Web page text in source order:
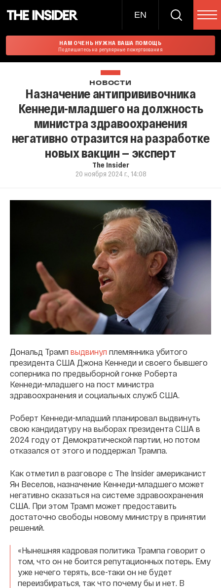
EN
НАМ ОЧЕНЬ НУЖНА ВАША ПОМОЩЬ
Подпишитесь на регулярные пожертвования
НОВОСТИ
Назначение антипрививочника
Кеннеди-младшего на должность
министра здравоохранения
негативно отразится на разработке
новых вакцин — эксперт
The Insider
20 ноября 2024 г., 14:08
Дональд Трамп выдвинул племянника убитого
президента США Джона Кеннеди и своего бывшего
соперника по предвыборной гонке Роберта
Кеннеди-младшего на пост министра
здравоохранения и социальных служб США.
Роберт Кеннеди-младший планировал выдвинуть
свою кандидатуру на выборах президента США в
2024 году от Демократической партии, но потом
отказался от этого и поддержал Трампа.
Как отметил в разговоре с The Insider американист
Ян Веселов, назначение Кеннеди-младшего может
негативно сказаться на системе здравоохранения
США. При этом Трамп может предоставить
достаточно свободы новому министру в принятии
решений.
«Нынешняя кадровая политика Трампа говорит о
том, что он не боится репутационных потерь. Ему
уже нечего терять, все-таки он не будет
переизбираться, так что почему бы и нет. В